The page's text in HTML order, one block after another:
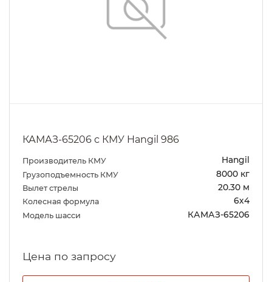
КАМАЗ-65206 с КМУ Hangil 986
Производитель КМУ Hangil
Грузоподъемность КМУ 8000 кг
Вылет стрелы 20.30 м
Колесная формула 6х4
Модель шасси КАМАЗ-65206
Цена по запросу